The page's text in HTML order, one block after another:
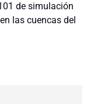
de simulación
las cuencas del